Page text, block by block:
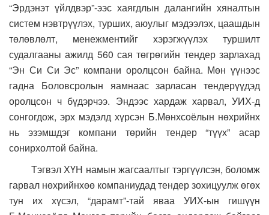
“Эрдэнэт үйлдвэр”-ээс хаягдлын далангийн хяналтын
систем нэвтрүүлэх, турших, аюулыг мэдээлэх, цаашдын
төлөвлөлт, менежментийг хэрэгжүүлэх туршилт
судалгааны ажилд 560 сая төгрөгийн тендер зарлахад
“Эн Си Си Эс” компани оролцсон байна. Мөн үүнээс
гадна Боловсролын яамнаас зарласан тендерүүдэд
оролцсон ч бүдэрчээ. Эндээс хардаж харвал, УИХ-д
сонгогдож, эрх мэдэлд хүрсэн Б.Мөнхсоёлын нөхрийнх
нь эзэмшдэг компани төрийн тендер “түүх” асар
сонирхолтой байна.
Тэгвэл ХҮН намын жагсаалтыг тэргүүлсэн, боломж
гарвал нөхрийнхөө компаниудад тендер зохицуулж өгөх
тун их хүсэл, “дарамт”-тай яваа УИХ-ын гишүүн